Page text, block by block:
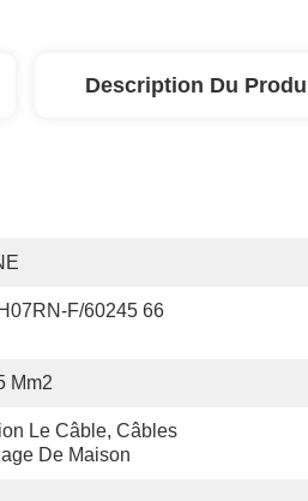
Description Du
F/60245 66
Mm2
Le Câble, Câbles
De Maison